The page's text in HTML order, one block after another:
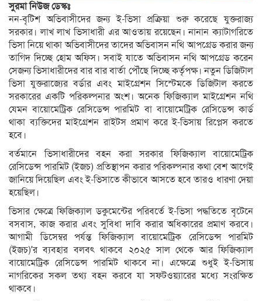
সুরমা নিউজ ডেস্কঃ
নন-বৃটিশ অভিবাসীদের জন্য ই-ভিসা প্রক্রিয়া শুরু করেছে যুক্তরাজ্য
সরকার। লাখ লাখ ভিসাধারী এর আওতায় রয়েছেন। নানান ক্যাটাগরিতে
ভিসা নিয়ে থাকা অভিবাসীদের তাদের অভিবাসন নথি আপগ্রেড করার জন্য
তাগিদ দিচ্ছে হোম অফিস। সবাই যাতে অভিবাসন নথি আপগ্রেড করেন
সেজন্য ভিসাধারীদের বার বার বার্তা পৌঁছে দিচ্ছে কর্তৃপক্ষ। নতুন ডিজিটাল
ভিসা যুক্তরাজ্যের বর্ডার এবং মাইগ্রেশন সিস্টেমকে ডিজিটাল করতে
সরকারের একটি পরিকল্পনার অংশ। অনেক ফিজিক্যাল মাইগ্রেশন নথি
যেমন বায়োমেট্রিক রেসিডেন্স পারমিট বা বায়োমেট্রিক রেসিডেন্স কার্ড
থাকা ব্যক্তিদের মাইগ্রেশন রাইটস প্রমাণ করে ই-ভিসায় রিপ্লেস করতে
হবে।
বর্তমানে ভিসাধারীদের বহন করা সরকার ফিজিক্যাল বায়োমেট্রিক
রেসিডেন্স পারমিট (ইজচ) প্রতিস্থাপন করার পরিকল্পনার কথা বেশ আগেই
জানিয়ে দিয়েছিল এবং ই-ভিসাতে কীভাবে আসতে হবে তারও ধারণা দেয়া
হয়েছিল।
ভিসার ক্ষেত্রে ফিজিক্যাল ডকুমেন্টের পরিবর্তে ই-ভিসা পদ্ধতিতে বৃটেনে
বসবাস, কাজ করার এবং সুবিধা দাবি করার অধিকারের প্রমাণ করবে।
আগামী ডিসেম্বর পর্যন্ত ফিজিক্যাল বায়োমেট্রিক রেসিডেন্স পারমিট
(ইজচ)’র ব্যবহার বলবৎ থাকবে ২০২৫ সাল থেকে আর ফিজিক্যাল
বায়োমেট্রিক রেসিডেন্স পারমিট থাকবে না। এক্ষেত্রে শুধুই ই-ভিসায়
নাগরিকের সকল তথ্য বহন করবে যা সফটওয়্যারের মধ্যে সংরক্ষিত
থাকবে।